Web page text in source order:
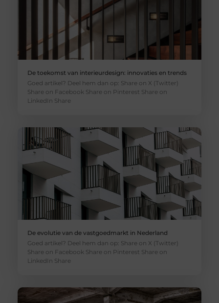
De toekomst van interieurdesign: innovaties en trends
Goed artikel? Deel hem dan op: Share on X (Twitter)
Share on Facebook Share on Pinterest Share on
LinkedIn Share
De evolutie van de vastgoedmarkt in Nederland
Goed artikel? Deel hem dan op: Share on X (Twitter)
Share on Facebook Share on Pinterest Share on
LinkedIn Share